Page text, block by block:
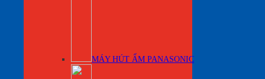
MÁY HÚT ẨM PANASONIC